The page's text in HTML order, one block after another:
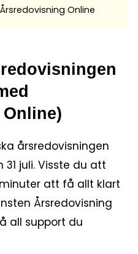
Årsredovisning Online
årsredovisningen
juli. Visste du att
att få allt klart
Årsredovisning
all support du